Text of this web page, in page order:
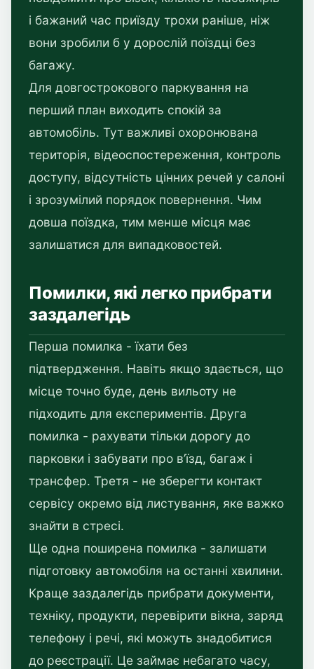
і бажаний час приїзду трохи раніше, ніж
вони зробили б у дорослій поїздці без
багажу.
Для довгострокового паркування на
перший план виходить спокій за
автомобіль. Тут важливі охоронювана
територія, відеоспостереження, контроль
доступу, відсутність цінних речей у салоні
і зрозумілий порядок повернення. Чим
довша поїздка, тим менше місця має
залишатися для випадковостей.
Помилки, які легко прибрати
заздалегідь
Перша помилка - їхати без
підтвердження. Навіть якщо здається, що
місце точно буде, день вильоту не
підходить для експериментів. Друга
помилка - рахувати тільки дорогу до
парковки і забувати про в’їзд, багаж і
трансфер. Третя - не зберегти контакт
сервісу окремо від листування, яке важко
знайти в стресі.
Ще одна поширена помилка - залишати
підготовку автомобіля на останні хвилини.
Краще заздалегідь прибрати документи,
техніку, продукти, перевірити вікна, заряд
телефону і речі, які можуть знадобитися
до реєстрації. Це займає небагато часу,